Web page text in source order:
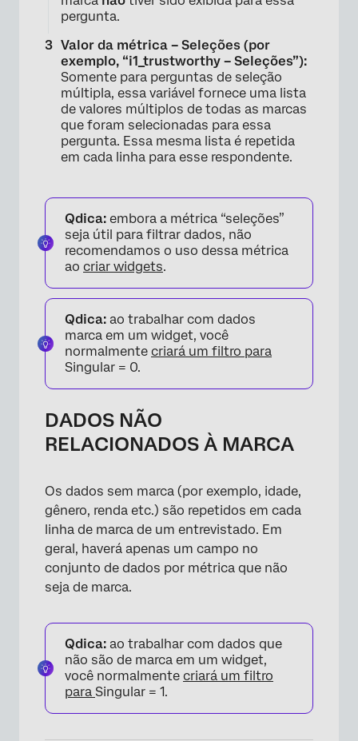
pergunta.
Valor da métrica – Seleções (por
exemplo, “i1_trustworthy – Seleções”):
Somente para perguntas de seleção
múltipla, essa variável fornece uma lista
de valores múltiplos de todas as marcas
que foram selecionadas para essa
pergunta. Essa mesma lista é repetida
em cada linha para esse respondente.
Qdica: embora a métrica “seleções”
seja útil para filtrar dados, não
recomendamos o uso dessa métrica
ao criar widgets.
Qdica: ao trabalhar com dados
marca em um widget, você
normalmente criará um filtro para
Singular = 0.
DADOS NÃO
RELACIONADOS À MARCA
Os dados sem marca (por exemplo, idade,
gênero, renda etc.) são repetidos em cada
linha de marca de um entrevistado. Em
geral, haverá apenas um campo no
conjunto de dados por métrica que não
seja de marca.
Qdica: ao trabalhar com dados que
não são de marca em um widget,
você normalmente criará um filtro
para Singular = 1.